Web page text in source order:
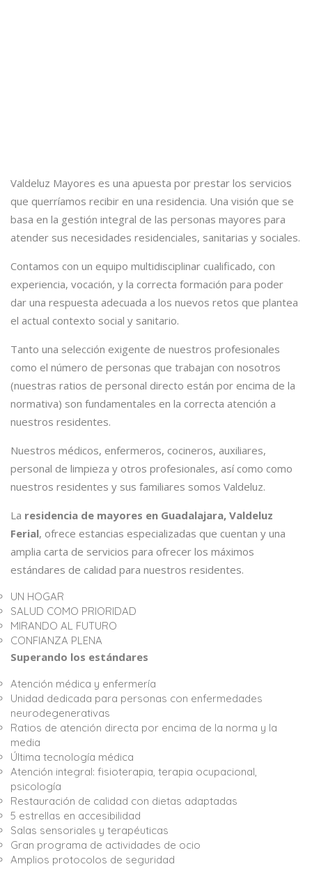
Valdeluz Mayores es una apuesta por prestar los servicios
que querríamos recibir en una residencia. Una visión que se
basa en la gestión integral de las personas mayores para
atender sus necesidades residenciales, sanitarias y sociales.
Contamos con un equipo multidisciplinar cualificado, con
experiencia, vocación, y la correcta formación para poder
dar una respuesta adecuada a los nuevos retos que plantea
el actual contexto social y sanitario.
Tanto una selección exigente de nuestros profesionales
como el número de personas que trabajan con nosotros
(nuestras ratios de personal directo están por encima de la
normativa) son fundamentales en la correcta atención a
nuestros residentes.
Nuestros médicos, enfermeros, cocineros, auxiliares,
personal de limpieza y otros profesionales, así como como
nuestros residentes y sus familiares somos Valdeluz.
La residencia de mayores en Guadalajara, Valdeluz
Ferial, ofrece estancias especializadas que cuentan y una
amplia carta de servicios para ofrecer los máximos
estándares de calidad para nuestros residentes.
UN HOGAR
SALUD COMO PRIORIDAD
MIRANDO AL FUTURO
CONFIANZA PLENA
Superando los estándares
Atención médica y enfermería
Unidad dedicada para personas con enfermedades
neurodegenerativas
Ratios de atención directa por encima de la norma y la
media
Última tecnología médica
Atención integral: fisioterapia, terapia ocupacional,
psicología
Restauración de calidad con dietas adaptadas
5 estrellas en accesibilidad
Salas sensoriales y terapéuticas
Gran programa de actividades de ocio
Amplios protocolos de seguridad